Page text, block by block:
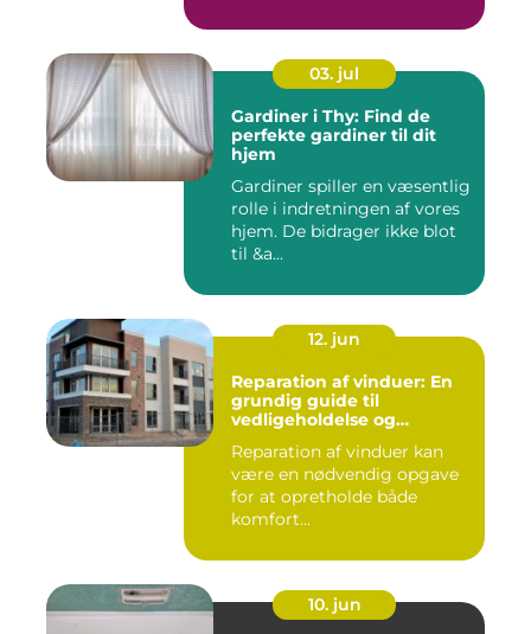
03. jul
Gardiner i Thy: Find de
perfekte gardiner til dit
hjem
Gardiner spiller en væsentlig
rolle i indretningen af vores
hjem. De bidrager ikke blot
til &a...
12. jun
Reparation af vinduer: En
grundig guide til
vedligeholdelse og
Reparation af vinduer kan
være en nødvendig opgave
for at opretholde både
komfort...
10. jun